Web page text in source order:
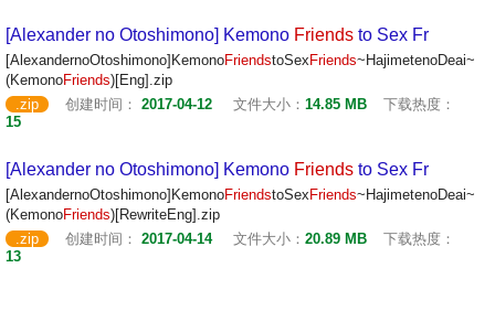
[Alexander no Otoshimono] Kemono Friends to Sex Fr
[AlexandernoOtoshimono]KemonoFriendstoSex Friends~HajimetenoDeai~
(KemonoFriends)[Eng].zip
.zip
创建时间： 2017-04-12 文件大小： 14.85 MB
下载热度：
15
[Alexander no Otoshimono] Kemono Friends to Sex Fr
[AlexandernoOtoshimono]KemonoFriendstoSex Friends~HajimetenoDeai~
(KemonoFriends)[RewriteEng].zip
.zip
创建时间： 2017-04-14 文件大小： 20.89 MB
下载热度：
13